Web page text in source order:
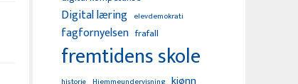
Digital læring elevdemokrati
fagfornyelsen frafall
fremtidens skole